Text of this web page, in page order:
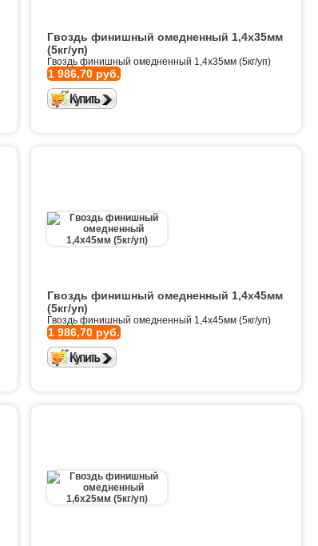
Гвоздь финишный омедненный 1,4х35мм
(5кг/уп)
Гвоздь финишный омедненный 1,4х35мм (5кг/уп)
1 986,70 руб.
Гвоздь финишный омедненный 1,4х45мм
(5кг/уп)
Гвоздь финишный омедненный 1,4х45мм (5кг/уп)
1 986,70 руб.